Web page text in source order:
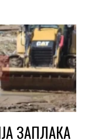
ЗАПЛАКА